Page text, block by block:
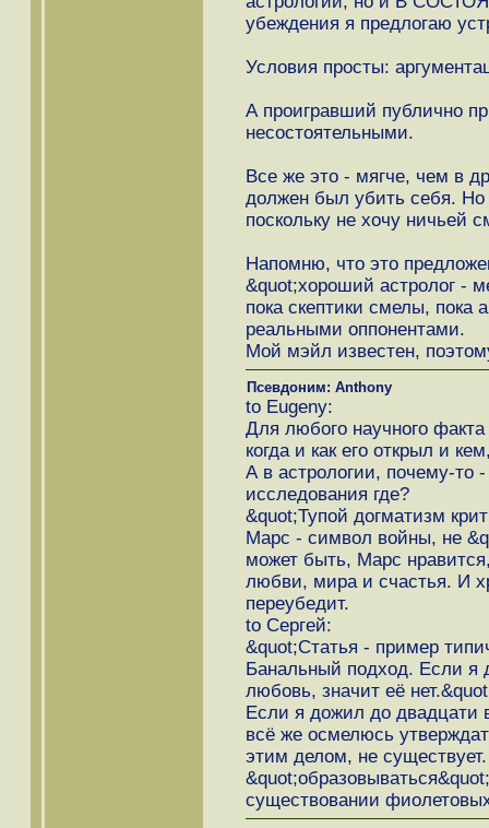
убеждения я предлогаю
Условия просты:
А проигравший публично
несостоятельными.
Все же это - мягче, чем в
должен был убить себя. Но
поскольку не хочу ничьей
Напомню, что это
&quot;хороший астролог -
пока скептики смелы, пока
реальными оппонентами.
Мой мэйл известен,
Псевдоним: Anthony
to Eugeny:
Для любого научного
когда и как его открыл и
А в астрологии, почему-то
исследования где?
&quot;Тупой догматизм
Марс - символ войны, не
может быть, Марс
любви, мира и счастья. И
переубедит.
to Сергей:
&quot;Статья - пример
Банальный подход. Если я
любовь, значит её
Если я дожил до двадцати
всё же осмелюсь
этим делом, не
существовании